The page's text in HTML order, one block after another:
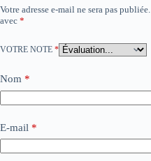
Votre adresse e-mail ne sera pas publiée.
avec *
VOTRE NOTE *
Nom *
E-mail *